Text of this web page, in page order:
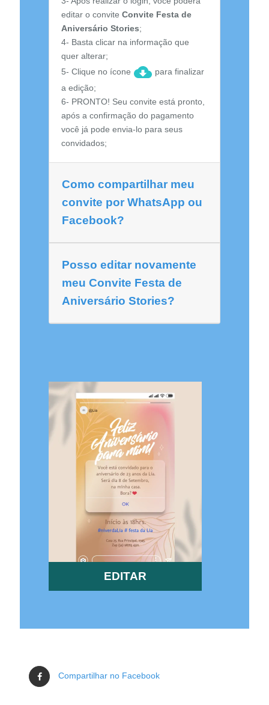
editar o convite Convite Festa de
Aniversário Stories;
4- Basta clicar na informação que
quer alterar;
5- Clique no ícone
para finalizar
a edição;
6- PRONTO! Seu convite está pronto,
após a confirmação do pagamento
você já pode envia-lo para seus
convidados;
Como compartilhar meu
convite por WhatsApp ou
Facebook?
Posso editar novamente
meu Convite Festa de
Aniversário Stories?
EDITAR
Compartilhar no Facebook